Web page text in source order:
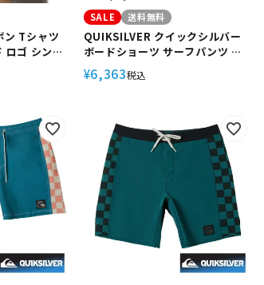
Tシャツ
ロゴ シンプ
SALE 送料無料
QUIKSILVER クイックシルバー
ボードショーツ サーフパンツ サ
ーフショーツ サーフィン メンズ
撥水 ストレッチ 18インチ
¥6,363税込